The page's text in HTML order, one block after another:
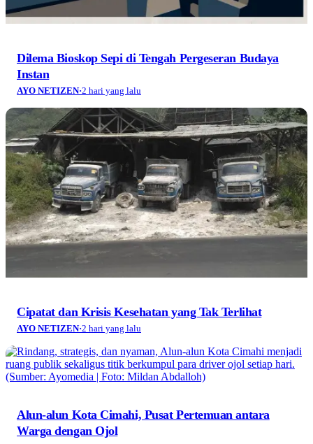
Cipatat dan Krisis Kesehatan yang Tak Terlihat
AYO NETIZEN·2 hari yang lalu
Alun-alun Kota Cimahi, Pusat Pertemuan antara
Warga dengan Ojol